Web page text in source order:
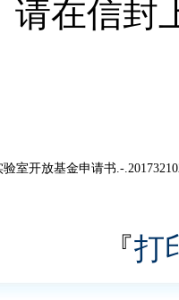
在信封
室开放基金申请书.-
『打